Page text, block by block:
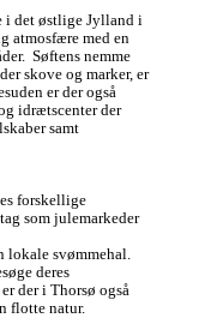
i det østlige Jylland i
atmosfære med en
Søftens nemme
skove og marker, er
er der også
idrætscenter der
samt
forskellige
som julemarkeder
lokale svømmehal.
deres
der i Thorsø også
flotte natur.